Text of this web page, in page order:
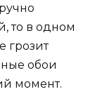
то в одном
грозит
обои
момент.